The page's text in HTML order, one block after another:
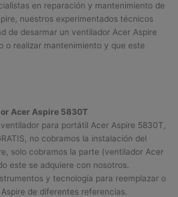
en reparación y mantenimiento de
nuestros experimentados técnicos
de desarmar un ventilador Acer Aspire
o realizar mantenimiento y que este
Acer Aspire 5830T
para portátil Acer Aspire 5830T,
no cobramos la instalación del
solo cobramos la parte (ventilador Acer
este se adquiere con nosotros.
y tecnología para reemplazar o
de diferentes referencias.